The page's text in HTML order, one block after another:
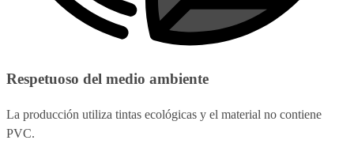
Respetuoso del medio ambiente
La producción utiliza tintas ecológicas y el material no contiene
PVC.